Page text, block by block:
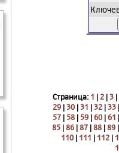
Страница: 1 | 2 |3 |
29 |30 |31 |32 |33
57 | 58 | 59 |60 |61
85 |86 |87 |88 |89
110 | 111 | 112 |